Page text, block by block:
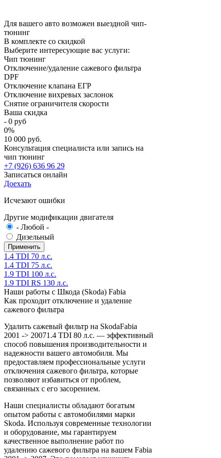
Для вашего авто возможен выездной чип-
тюнинг
В комплекте со скидкой
Выберите интересующие вас услуги:
Чип тюнинг
Отключение/удаление сажевого фильтра
DPF
Отключение клапана ЕГР
Отключение вихревых заслонок
Снятие ограничителя скорости
Ваша скидка
- 0 руб
0%
10 000 руб.
Консультация специалиста или запись на
чип тюнинг
+7 (926) 636 96 29
Записаться онлайн
Доехать
Исчезают ошибки
Другие модификации двигателя
- Любой -
Дизельный
1.4 TDI 70 л.с.
1.4 TDI 75 л.с.
1.9 TDI 100 л.с.
1.9 TDI RS 130 л.с.
Наши работы с Шкода (Skoda) Fabia
Как проходит отключение и удаление
сажевого фильтра
Удалить сажевый фильтр на SkodaFabia
2001 -> 20071.4 TDI 80 л.с. — эффективный
способ повышения производительности и
надежности вашего автомобиля. Мы
предоставляем профессиональные услуги
отключения сажевого фильтра, которые
позволяют избавиться от проблем,
связанных с его засорением.
Наши специалисты обладают богатым
опытом работы с автомобилями марки
Skoda. Используя современные технологии
и оборудование, мы гарантируем
качественное выполнение работ по
удалению сажевого фильтра на вашем Fabia